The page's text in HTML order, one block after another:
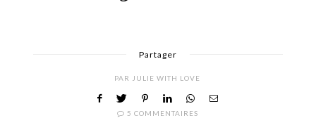
Partager
PAR JULIE WITH LOVE
5 COMMENTAIRES